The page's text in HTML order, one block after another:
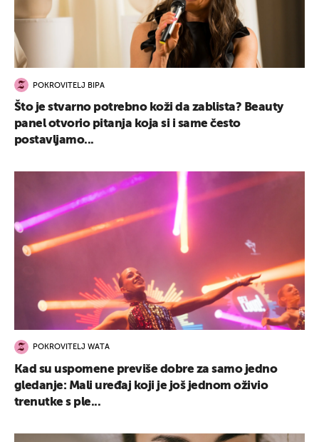
POKROVITELJ BIPA
Što je stvarno potrebno koži da zablista? Beauty
panel otvorio pitanja koja si i same često
postavljamo...
POKROVITELJ WATA
Kad su uspomene previše dobre za samo jedno
gledanje: Mali uređaj koji je još jednom oživio
trenutke s ple...